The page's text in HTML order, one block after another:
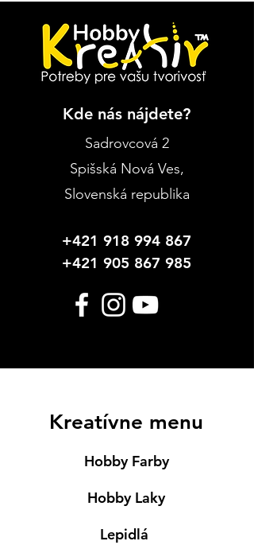
Kde nás nájdete?
Sadrovcová 2
Spišská Nová Ves,
Slovenská republika
+421 918 994 867
+421 905 867 985
Kreatívne menu
Hobby Farby
Hobby Laky
Lepidlá